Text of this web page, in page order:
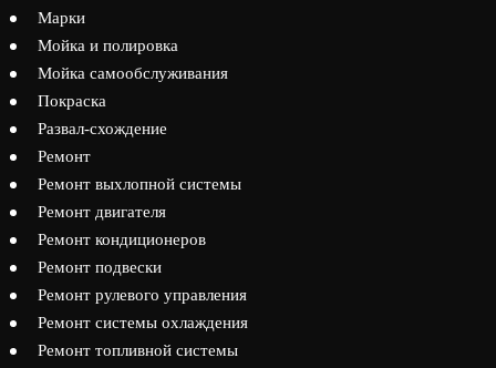
Марки
Мойка и полировка
Мойка самообслуживания
Покраска
Развал-схождение
Ремонт
Ремонт выхлопной системы
Ремонт двигателя
Ремонт кондиционеров
Ремонт подвески
Ремонт рулевого управления
Ремонт системы охлаждения
Ремонт топливной системы